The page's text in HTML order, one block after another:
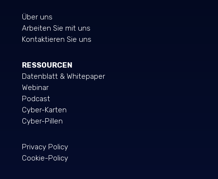
Über uns
Arbeiten Sie mit uns
Kontaktieren Sie uns
RESSOURCEN
Datenblatt & Whitepaper
Webinar
Podcast
Cyber-Karten
Cyber-Pillen
Privacy Policy
Cookie-Policy